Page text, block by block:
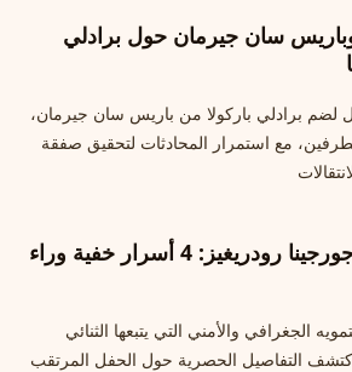
سان جيرمان حول برادلي
لضم برادلي باركولا من باريس سان جيرمان،
مع استمرار المحادثات لتحقيق صفقة
كريستيانو رونالدو وجورجينا رودريغيز: 4 أسرار خفية وراء
الجغرافي والأمني التي يتبعها الثنائي
التفاصيل الحصرية حول الحفل المرتقب